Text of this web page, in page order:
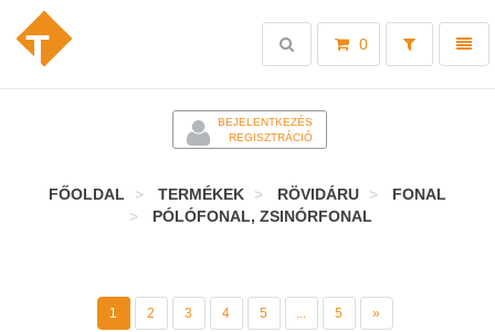
Toggle
0
Toggle
search
BEJELENTKEZÉS
REGISZTRÁCIÓ
FŐOLDAL TERMÉKEK RÖVIDÁRU
FONAL
PÓLÓFONAL, ZSINÓRFONAL
1 2 3 4 5 ... 5 »